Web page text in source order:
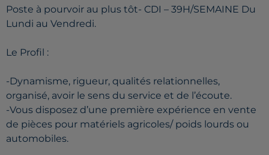
Poste à pourvoir au plus tôt- CDI – 39H/SEMAINE Du
Lundi au Vendredi.
Le Profil :
-Dynamisme, rigueur, qualités relationnelles,
organisé, avoir le sens du service et de l’écoute.
-Vous disposez d’une première expérience en vente
de pièces pour matériels agricoles/ poids lourds ou
automobiles.